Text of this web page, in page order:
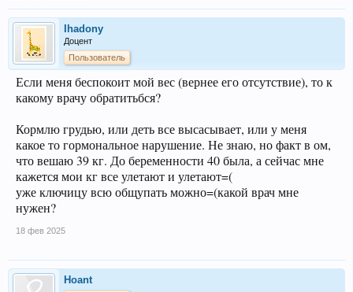
Ihadony
Доцент
Пользователь
Если меня беспокоит мой вес (вернее его отсутствие), то к
какому врачу обратитьбся?
Кормлю грудью, или деть все высасывает, или у меня
какое то гормональное нарушение. Не знаю, но факт в ом,
что вешаю 39 кг. До беременности 40 была, а сейчас мне
кажется мои кг все улетают и улетают=(
уже ключицу всю общупать можно=(какой врач мне
нужен?
18 фев 2025
Hoant